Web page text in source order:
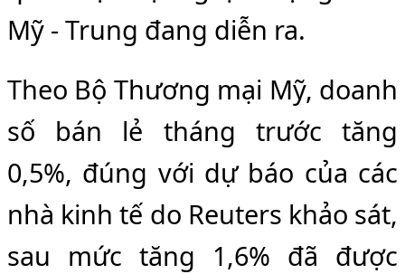
Mỹ - Trung đang diễn ra.
Theo Bộ Thương mại Mỹ, doanh
số bán lẻ tháng trước tăng
0,5%, đúng với dự báo của các
nhà kinh tế do Reuters khảo sát,
sau mức tăng 1,6% đã được